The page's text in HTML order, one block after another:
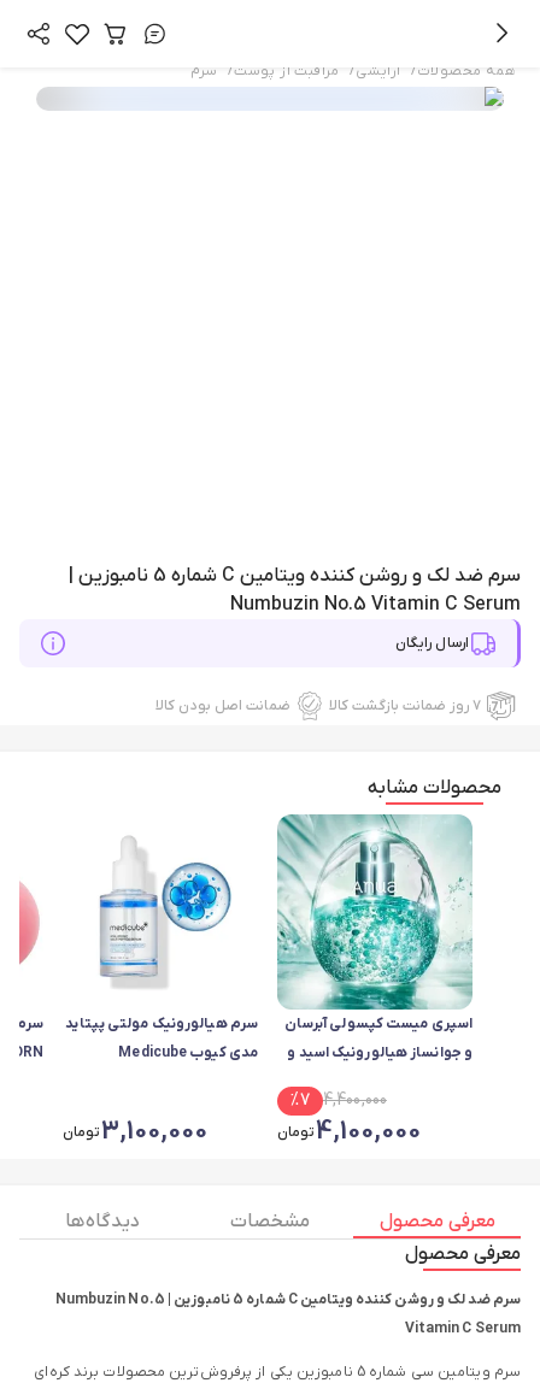
همه محصولات/ آرایشی/ مراقبت از پوست/ سرم
سرم ضد لک و روشن کننده ویتامین C شماره 5 نامبوزین |
Numbuzin No.5 Vitamin C Serum
ارسال رایگان
۷ روز ضمانت بازگشت کالا ضمانت اصل بودن کالا
محصولات مشابه
اسپری میست کپسولی آبرسان
و جوانساز هیالورونیک اسید و
Hyaluronic Acid Hydrating
Capsule Mist
4,400,000
%7
4,100,000تومان
سرم هیالورونیک مولتی پپتاید
مدی کیوب Medicube
3,100,000تومان
سرم
PDRN مدی کیوب
معرفی محصول مشخصات
دیدگاه ها
معرفی محصول
سرم ضد لک و روشن کننده ویتامین C شماره 5 نامبوزین | Numbuzin No.5
Vitamin C Serum
سرم ویتامین سی شماره 5 نامبوزین یکی از پرفروش‌ترین محصولات برند کره‌ای